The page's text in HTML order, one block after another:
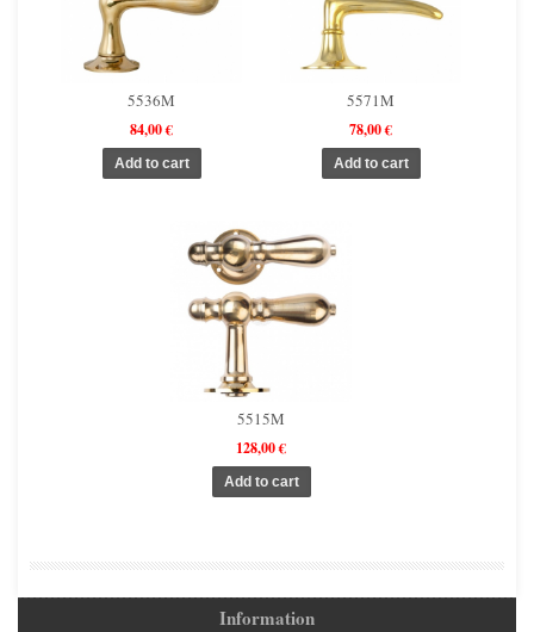
5536M
84,00 €
5571M
78,00 €
5515M
128,00 €
Information